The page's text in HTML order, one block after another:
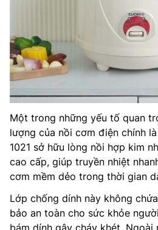
Một trong những yếu tố quan
lượng của nồi cơm điện chính
1021 sở hữu lòng nồi hợp kim
cao cấp, giúp truyền nhiệt
cơm mềm dẻo trong thời gian
Lớp chống dính này không
bảo an toàn cho sức khỏe
bám dính gây cháy khét.